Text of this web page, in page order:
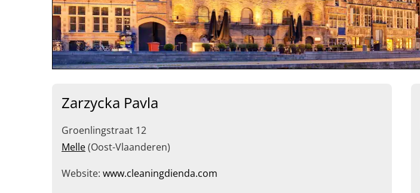
Zarzycka Pavla
Groenlingstraat 12
Melle(Oost-Vlaanderen)
Website: www.cleaningdienda.com